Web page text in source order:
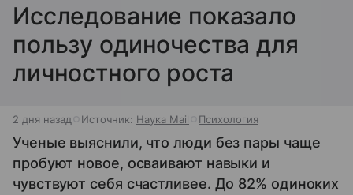
Исследование показало
пользу одиночества для
личностного роста
2 дня назад Источник: Наука Mail Психология
Ученые выяснили, что люди без пары чаще
пробуют новое, осваивают навыки и
чувствуют себя счастливее. До 82% одиноких